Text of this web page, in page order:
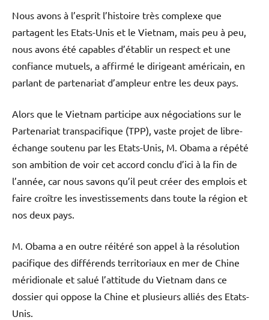
Nous avons à l’esprit l’histoire très complexe que
partagent les Etats-Unis et le Vietnam, mais peu à peu,
nous avons été capables d’établir un respect et une
confiance mutuels, a affirmé le dirigeant américain, en
parlant de partenariat d’ampleur entre les deux pays.
Alors que le Vietnam participe aux négociations sur le
Partenariat transpacifique (TPP), vaste projet de libre-
échange soutenu par les Etats-Unis, M. Obama a répété
son ambition de voir cet accord conclu d’ici à la fin de
l’année, car nous savons qu’il peut créer des emplois et
faire croître les investissements dans toute la région et
nos deux pays.
M. Obama a en outre réitéré son appel à la résolution
pacifique des différends territoriaux en mer de Chine
méridionale et salué l’attitude du Vietnam dans ce
dossier qui oppose la Chine et plusieurs alliés des Etats-
Unis.